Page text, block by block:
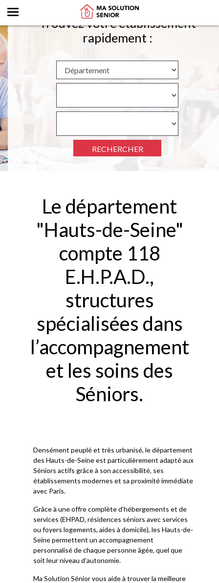
Trouvez votre établissement
rapidement :
RECHERCHER
Le département
"Hauts-de-Seine"
compte 118
E.H.P.A.D.,
structures
spécialisées dans
l’accompagnement
et les soins des
Séniors.
Densément peuplé et très urbanisé, le département
des Hauts-de-Seine est particulièrement adapté aux
Séniors actifs grâce à son accessibilité, ses
établissements modernes et sa proximité immédiate
avec Paris.
Grâce à une offre complète d’hébergements et de
services (EHPAD, résidences séniors avec services
ou foyers logements, aides à domicile), les Hauts-de-
Seine permettent un accompagnement
personnalisé de chaque personne âgée, quel que
soit leur niveau d’autonomie.
Ma Solution Sénior vous aide à trouver la meilleure